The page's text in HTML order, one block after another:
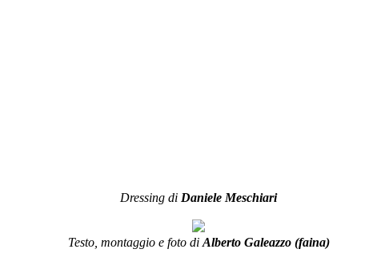
Dressing di Daniele Meschiari
Testo, montaggio e foto di Alberto Galeazzo (faina)